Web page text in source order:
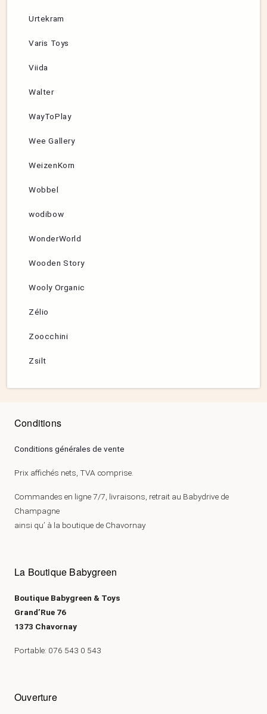
Urtekram
Varis Toys
Viida
Walter
WayToPlay
Wee Gallery
WeizenKorn
Wobbel
wodibow
WonderWorld
Wooden Story
Wooly Organic
Zélio
Zoocchini
Zsilt
Conditions
Conditions générales de vente
Prix affichés nets, TVA comprise.
Commandes en ligne 7/7, livraisons, retrait au Babydrive de
Champagne
ainsi qu’ à la boutique de Chavornay
La Boutique Babygreen
Boutique Babygreen & Toys
Grand’Rue 76
1373 Chavornay
Portable: 076 543 0 543
Ouverture